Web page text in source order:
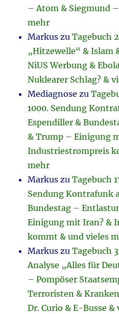
– Atom & Siegmund
mehr
Markus zuTagebuch
„Hitzewelle“ & Islam
NiUS Werbung &
Nuklearer Schlag? &
Mediagnose zu
1000. Sendung
Espendiller &
& Trump – Einigung
Industriestrompreis
mehr
Markus zuTagebuch
Sendung Kontrafunk
Bundestag –
Einigung mit Iran? &
kommt & und vieles
Markus zuTagebuch
Analyse „Alles für
– Pompöser
Terroristen &
Dr. Curio & E-Busse &